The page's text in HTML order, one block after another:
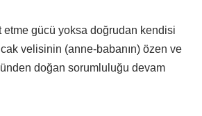
etme gücü yoksa doğrudan kendisi
velisinin (anne-babanın) özen ve
doğan sorumluluğu devam